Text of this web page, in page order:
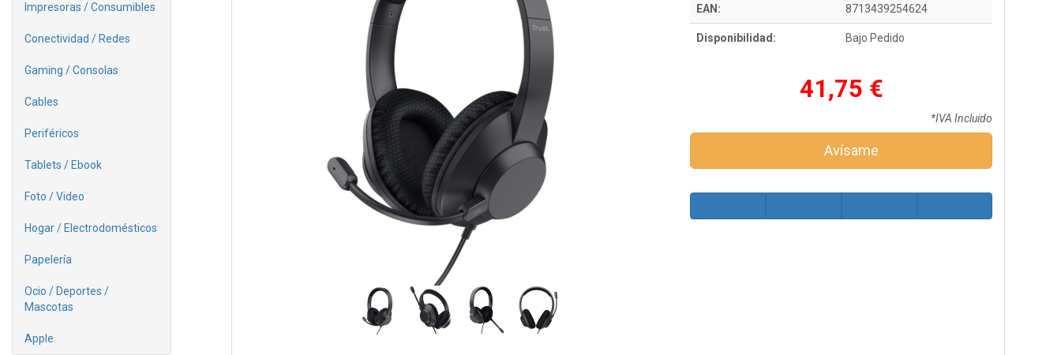
Impresoras / Consumibles
Conectividad / Redes
Gaming / Consolas
Cables
Periféricos
Tablets / Ebook
Foto / Video
Hogar / Electrodomésticos
Papelería
Ocio / Deportes /
Mascotas
Apple
EAN: 8713439254624
Disponibilidad: Bajo Pedido
41,75 €
*IVA Incluido
Avísame